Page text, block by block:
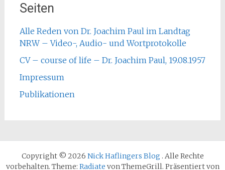
Seiten
Alle Reden von Dr. Joachim Paul im Landtag
NRW – Video-, Audio- und Wortprotokolle
CV – course of life – Dr. Joachim Paul, 19.08.1957
Impressum
Publikationen
Copyright © 2026 Nick Haflingers Blog . Alle Rechte
vorbehalten. Theme: Radiate von ThemeGrill. Präsentiert von